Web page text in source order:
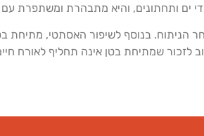
ים ותחתונים, והיא מתבהרת ומשתפרת עם
הניתוח. בנוסף לשיפור האסתטי, מתיחת
לזכור שמתיחת בטן אינה תחליף לאורח